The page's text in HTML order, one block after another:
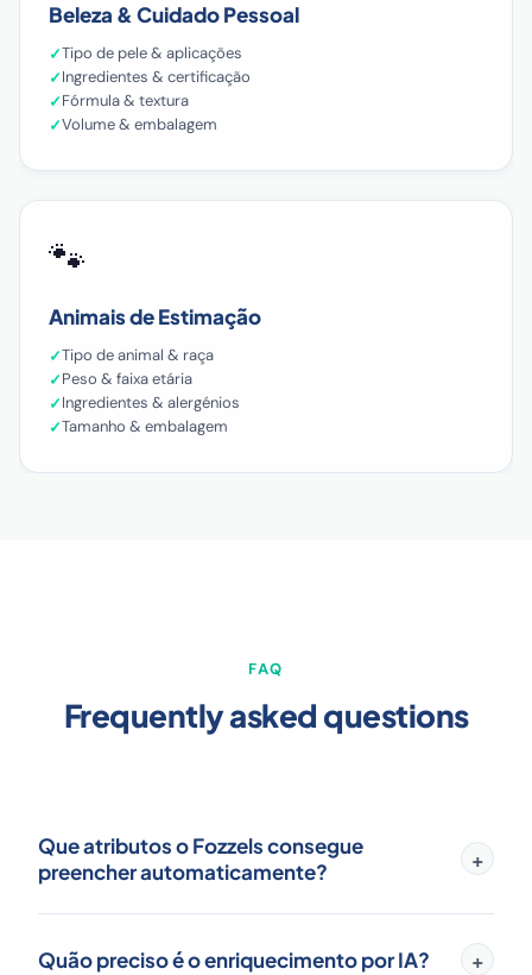
Beleza & Cuidado Pessoal
Tipo de pele & aplicações
Ingredientes & certificação
Fórmula & textura
Volume & embalagem
🐾
Animais de Estimação
Tipo de animal & raça
Peso & faixa etária
Ingredientes & alergénios
Tamanho & embalagem
FAQ
Frequently asked questions
Que atributos o Fozzels consegue
preencher automaticamente?
+
tipos de atributos, incluindo cor, tamanho,
Quão preciso é o enriquecimento por IA? +